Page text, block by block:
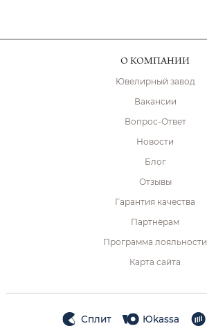
О КОМПАНИИ
Ювелирный завод
Вакансии
Вопрос-Ответ
Новости
Блог
Отзывы
Гарантия качества
Партнёрам
Программа лояльности
Карта сайта
Сплит Юkassa